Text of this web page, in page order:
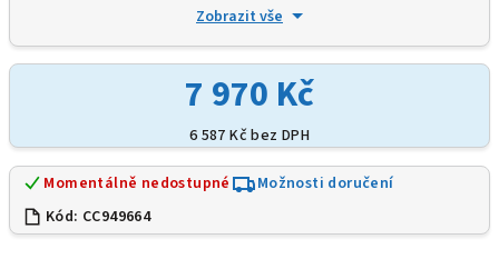
Zobrazit vše
7 970 Kč
6 587 Kčbez DPH
Momentálně nedostupné
Možnosti doručení
Kód: CC949664